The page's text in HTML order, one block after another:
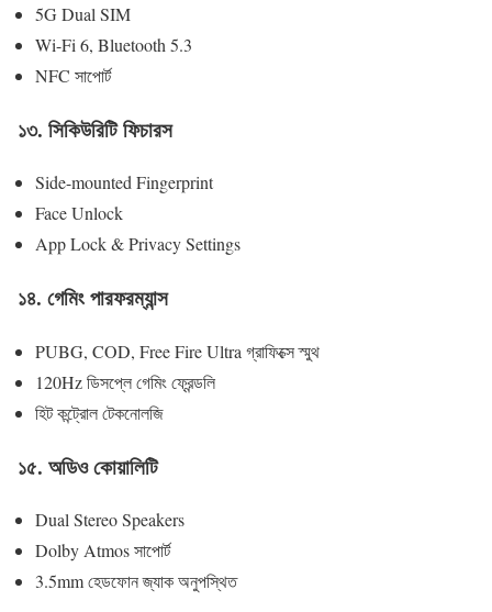
5G Dual SIM
Wi-Fi 6, Bluetooth 5.3
NFC সাপোর্ট
১৩. সিকিউরিটি ফিচারস
Side-mounted Fingerprint
Face Unlock
App Lock & Privacy Settings
১৪. গেমিং পারফরম্যান্স
PUBG, COD, Free Fire Ultra গ্রাফিক্সে স্মুথ
120Hz ডিসপ্লে গেমিং ফ্রেন্ডলি
হিট কন্ট্রোল টেকনোলজি
১৫. অডিও কোয়ালিটি
Dual Stereo Speakers
Dolby Atmos সাপোর্ট
3.5mm হেডফোন জ্যাক অনুপস্থিত